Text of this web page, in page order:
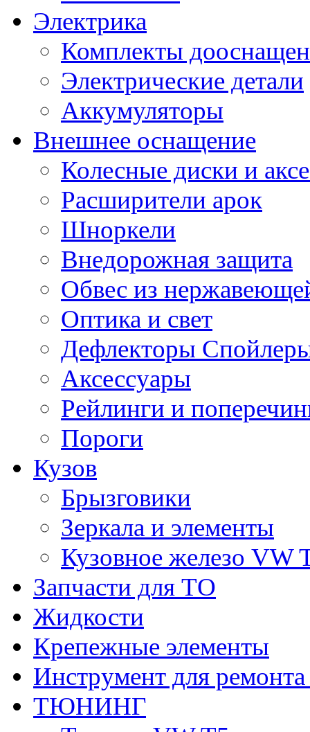
Электрика
Комплекты
Электрические детали
Аккумуляторы
Внешнее оснащение
Колесные диски и
Расширители арок
Шноркели
Внедорожная защита
Обвес из
Оптика и свет
Дефлекторы
Аксессуары
Рейлинги и
Пороги
Кузов
Брызговики
Зеркала и элементы
Кузовное железо VW
Запчасти для ТО
Жидкости
Крепежные элементы
Инструмент для
ТЮНИНГ